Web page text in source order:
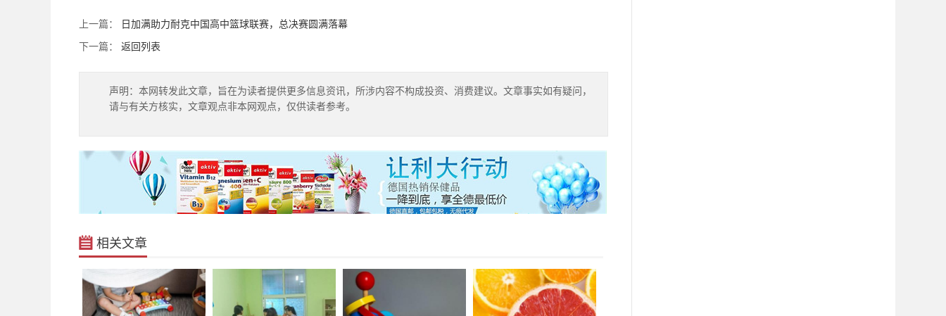
上一篇：
日加满助力耐克中国高中篮球联赛，总决赛圆满落幕
下一篇： 返回列表
声明：本网转发此文章，旨在为读者提供更多信息资讯，所涉内容不构成投资、消费建议。文章事实如有疑问，
请与有关方核实，文章观点非本网观点，仅供读者参考。
相关文章